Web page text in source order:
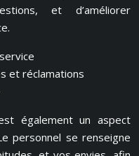
et d’améliorer
et réclamations
également un aspect
personnel se renseigne